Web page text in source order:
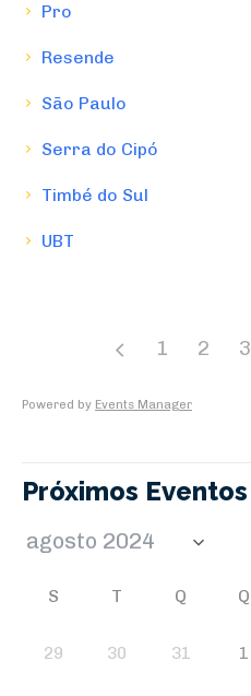
Pro
Resende
São Paulo
Serra do Cipó
Timbé do Sul
UBT
1 2 3
Powered by Events Manager
Próximos Eventos
S T Q Q
29 30 31 1